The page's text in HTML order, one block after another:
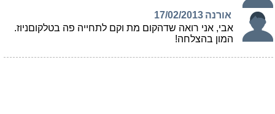
אורנה 17/02/2013
אבי, אני רואה שדהקום מת וקם לתחייה פה בטלקוםניוז.
המון בהצלחה!